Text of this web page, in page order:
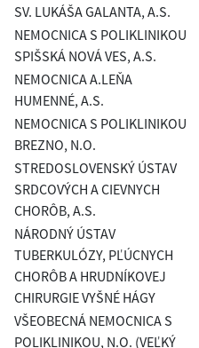
SV. LUKÁŠA GALANTA, A.S.
NEMOCNICA S POLIKLINIKOU
SPIŠSKÁ NOVÁ VES, A.S.
NEMOCNICA A.LEŇA
HUMENNÉ, A.S.
NEMOCNICA S POLIKLINIKOU
BREZNO, N.O.
STREDOSLOVENSKÝ ÚSTAV
SRDCOVÝCH A CIEVNYCH
CHORÔB, A.S.
NÁRODNÝ ÚSTAV
TUBERKULÓZY, PĽÚCNYCH
CHORÔB A HRUDNÍKOVEJ
CHIRURGIE VYŠNÉ HÁGY
VŠEOBECNÁ NEMOCNICA S
POLIKLINIKOU, N.O. (VEĽKÝ